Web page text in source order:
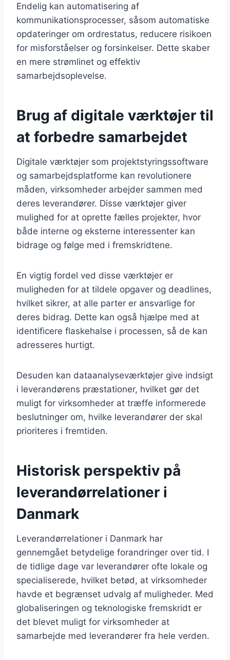
Endelig kan automatisering af
kommunikationsprocesser, såsom automatiske
opdateringer om ordrestatus, reducere risikoen
for misforståelser og forsinkelser. Dette skaber
en mere strømlinet og effektiv
samarbejdsoplevelse.
Brug af digitale værktøjer til
at forbedre samarbejdet
Digitale værktøjer som projektstyringssoftware
og samarbejdsplatforme kan revolutionere
måden, virksomheder arbejder sammen med
deres leverandører. Disse værktøjer giver
mulighed for at oprette fælles projekter, hvor
både interne og eksterne interessenter kan
bidrage og følge med i fremskridtene.
En vigtig fordel ved disse værktøjer er
muligheden for at tildele opgaver og deadlines,
hvilket sikrer, at alle parter er ansvarlige for
deres bidrag. Dette kan også hjælpe med at
identificere flaskehalse i processen, så de kan
adresseres hurtigt.
Desuden kan dataanalyseværktøjer give indsigt
i leverandørens præstationer, hvilket gør det
muligt for virksomheder at træffe informerede
beslutninger om, hvilke leverandører der skal
prioriteres i fremtiden.
Historisk perspektiv på
leverandørrelationer i
Danmark
Leverandørrelationer i Danmark har
gennemgået betydelige forandringer over tid. I
de tidlige dage var leverandører ofte lokale og
specialiserede, hvilket betød, at virksomheder
havde et begrænset udvalg af muligheder. Med
globaliseringen og teknologiske fremskridt er
det blevet muligt for virksomheder at
samarbejde med leverandører fra hele verden.